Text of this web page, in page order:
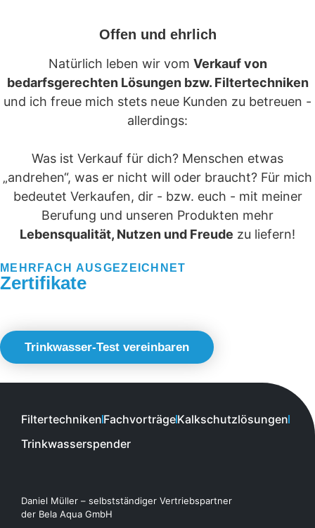
Offen und ehrlich
Natürlich leben wir vom Verkauf von
bedarfsgerechten Lösungen bzw. Filtertechniken
und ich freue mich stets neue Kunden zu betreuen -
allerdings:
Was ist Verkauf für dich? Menschen etwas
„andrehen“, was er nicht will oder braucht? Für mich
bedeutet Verkaufen, dir - bzw. euch - mit meiner
Berufung und unseren Produkten mehr
Lebensqualität, Nutzen und Freude zu liefern!
MEHRFACH AUSGEZEICHNET
Zertifikate
Trinkwasser-Test vereinbaren
Filtertechniken FachvorträgeKalkschutzlösungen
Trinkwasserspender
Daniel Müller – selbstständiger Vertriebspartner
der Bela Aqua GmbH